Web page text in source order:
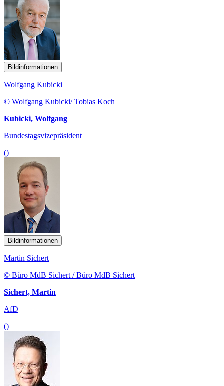
Bildinformationen
Wolfgang Kubicki
© Wolfgang Kubicki/ Tobias Koch
Kubicki, Wolfgang
Bundestagsvizepräsident
()
Bildinformationen
Martin Sichert
© Büro MdB Sichert / Büro MdB Sichert
Sichert, Martin
AfD
()